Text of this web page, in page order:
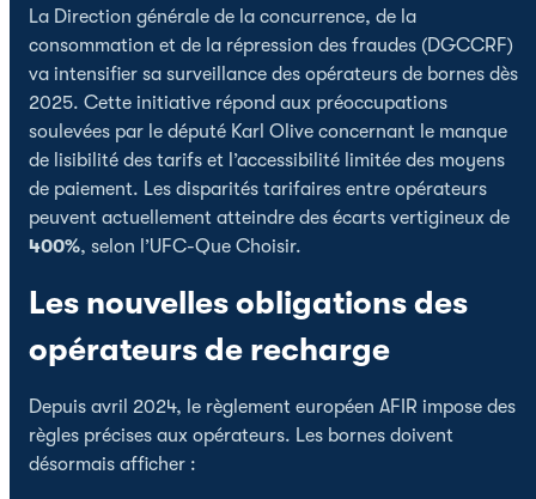
La Direction générale de la concurrence, de la
consommation et de la répression des fraudes (DGCCRF)
va intensifier sa surveillance des opérateurs de bornes dès
2025. Cette initiative répond aux préoccupations
soulevées par le député Karl Olive concernant le manque
de lisibilité des tarifs et l’accessibilité limitée des moyens
de paiement. Les disparités tarifaires entre opérateurs
peuvent actuellement atteindre des écarts vertigineux de
400%, selon l’UFC-Que Choisir.
Les nouvelles obligations des
opérateurs de recharge
Depuis avril 2024, le règlement européen AFIR impose des
règles précises aux opérateurs. Les bornes doivent
désormais afficher :